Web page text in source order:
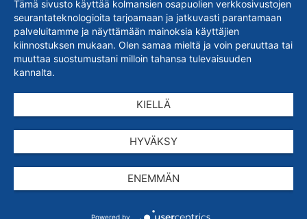
Tämä sivusto käyttää kolmansien osapuolien verkkosivustojen
seurantateknologioita tarjoamaan ja jatkuvasti parantamaan
palveluitamme ja näyttämään mainoksia käyttäjien
kiinnostuksen mukaan. Olen samaa mieltä ja voin peruuttaa tai
muuttaa suostumustani milloin tahansa tulevaisuuden
kannalta.
KIELLÄ
HYVÄKSY
ENEMMÄN
Powered by